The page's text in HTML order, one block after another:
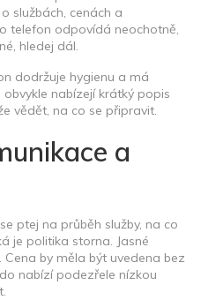
službách, cenách a
telefon odpovídá neochotně,
hledej dál.
dodržuje hygienu a má
nabízejí krátký popis
vědět, na co se připravit.
a
ptej na průběh služby, na co
je politika storna. Jasné
Cena by měla být uvedena bez
nabízí podezřele nízkou